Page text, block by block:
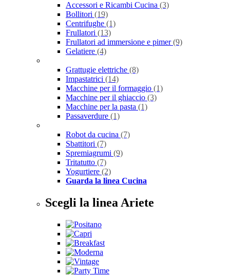
Accessori e Ricambi Cucina (3)
Bollitori (19)
Centrifughe (1)
Frullatori (13)
Frullatori ad immersione e pimer(9)
Gelatiere (4)
Grattugie elettriche (8)
Impastatrici (14)
Macchine per il formaggio (1)
Macchine per il ghiaccio (3)
Macchine per la pasta (1)
Passaverdure (1)
Robot da cucina (7)
Sbattitori (7)
Spremiagrumi (9)
Tritatutto (7)
Yogurtiere (2)
Guarda la linea Cucina
Scegli la linea Ariete